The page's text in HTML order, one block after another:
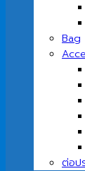
Bag
ต่อป